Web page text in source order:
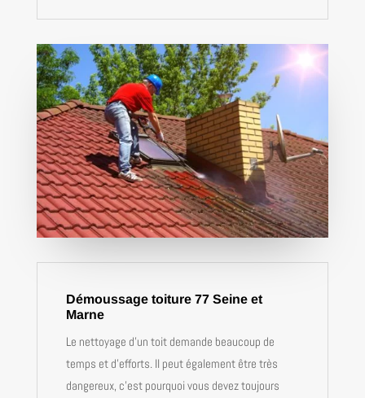
Démoussage toiture 77 Seine et
Marne
Le nettoyage d’un toit demande beaucoup de
temps et d’efforts. Il peut également être très
dangereux, c’est pourquoi vous devez toujours